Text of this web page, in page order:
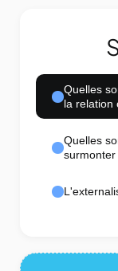
Quelles
la relation
Quelles
surmonter